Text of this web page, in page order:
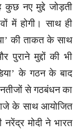
कुछ नए मुद्दे जोड़ती
में होगी। साथ ही
की ताकत के साथ
मुद्दों की भी
के गठन के बाद
से गठबंधन का
के साथ आयोजित
मोदी ने भारत